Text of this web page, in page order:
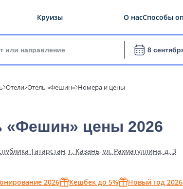
Круизы О насСпособы
или направление 8
Отели Отель «Фешин» Номера и цены
«Фешин» цены 2026
Татарстан, г. Казань, ул. Рахматуллина, д. 3
2026 Кешбек до 5% Новый год